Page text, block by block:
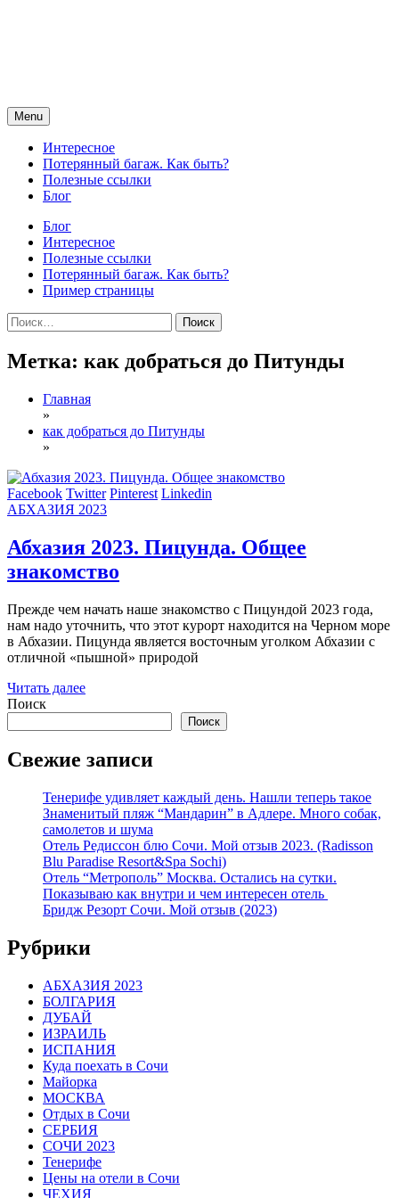
Menu
Интересное
Потерянный багаж. Как быть?
Полезные ссылки
Блог
Блог
Интересное
Полезные ссылки
Потерянный багаж. Как быть?
Пример страницы
Найти:
Метка: как добраться до Питунды
Главная
»
как добраться до Питунды
»
Facebook Twitter Pinterest Linkedin
АБХАЗИЯ 2023
Абхазия 2023. Пицунда. Общее
знакомство
Прежде чем начать наше знакомство с Пицундой 2023 года,
нам надо уточнить, что этот курорт находится на Черном море
в Абхазии. Пицунда является восточным уголком Абхазии с
отличной «пышной» природой
Читать далее
Поиск
Поиск
Свежие записи
Тенерифе удивляет каждый день. Нашли теперь такое
Знаменитый пляж “Мандарин” в Адлере. Много собак,
самолетов и шума
Отель Редиссон блю Сочи. Мой отзыв 2023. (Radisson
Blu Paradise Resort&Spa Sochi)
Отель “Метрополь” Москва. Остались на сутки.
Показываю как внутри и чем интересен отель
Бридж Резорт Сочи. Мой отзыв (2023)
Рубрики
АБХАЗИЯ 2023
БОЛГАРИЯ
ДУБАЙ
ИЗРАИЛЬ
ИСПАНИЯ
Куда поехать в Сочи
Майорка
МОСКВА
Отдых в Сочи
СЕРБИЯ
СОЧИ 2023
Тенерифе
Цены на отели в Сочи
ЧЕХИЯ